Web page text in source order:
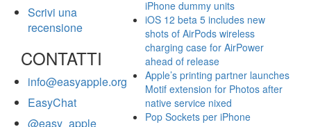
Scrivi una
recensione
CONTATTI
info@easyapple.org
EasyChat
@easy_apple
iPhone dummy units
iOS 12 beta 5 includes new
shots of AirPods wireless
charging case for AirPower
ahead of release
Apple’s printing partner launches
Motif extension for Photos after
native service nixed
Pop Sockets per iPhone